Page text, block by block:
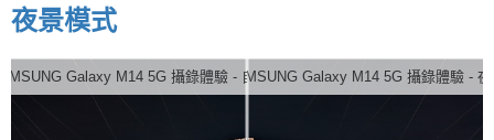
夜景模式
Galaxy M14 5G 攝錄體驗 - 自動SAMSUNG Galaxy M14 5G 攝錄體驗 - 夜